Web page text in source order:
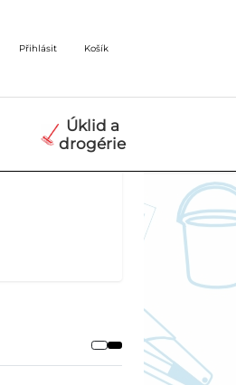
Přihlásit Košík
Úklid a
drogérie